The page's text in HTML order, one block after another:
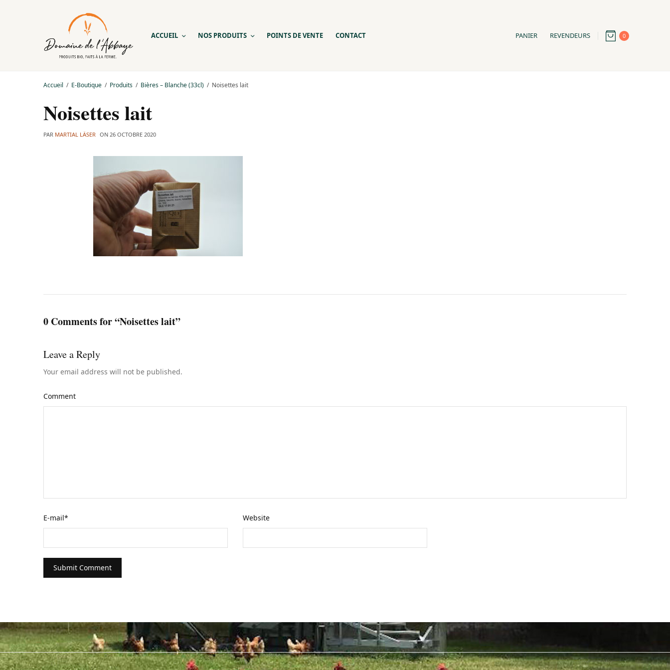
ACCUEIL NOS PRODUITS POINTS DE VENTE CONTACT PANIER REVENDEURS 0
Accueil E-Boutique Produits Bières – Blanche (33cl) Noisettes lait
Noisettes lait
PAR MARTIAL LÄSER ON 26 OCTOBRE 2020
0 Comments for “Noisettes lait”
Leave a Reply
Your email address will not be published.
Comment
E-mail* Website